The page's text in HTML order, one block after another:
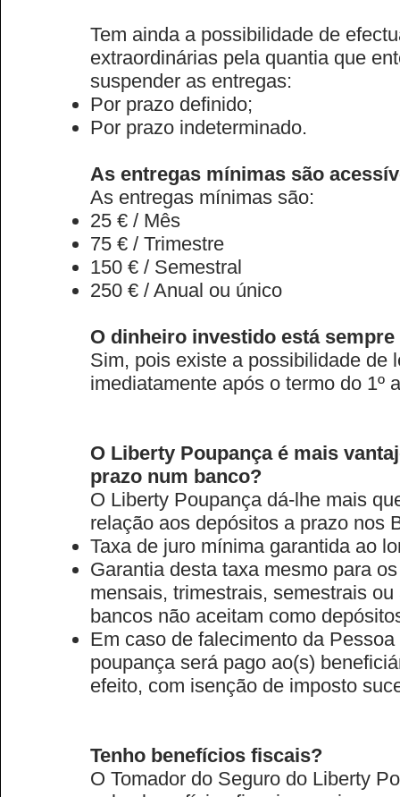
Tem ainda a possibilidade de
extraordinárias pela quantia que
suspender as entregas:
Por prazo definido;
Por prazo indeterminado.
As entregas mínimas são
As entregas mínimas são:
25 € / Mês
75 € / Trimestre
150 € / Semestral
250 € / Anual ou único
O dinheiro investido está
Sim, pois existe a possibilidade de
imediatamente após o termo do 1º
O Liberty Poupança é mais
prazo num banco?
O Liberty Poupança dá-lhe mais
relação aos depósitos a prazo nos
Taxa de juro mínima garantida ao
Garantia desta taxa mesmo para
mensais, trimestrais, semestrais
bancos não aceitam como
Em caso de falecimento da
poupança será pago ao(s)
efeito, com isenção de imposto
Tenho benefícios fiscais?
O Tomador do Seguro do Liberty